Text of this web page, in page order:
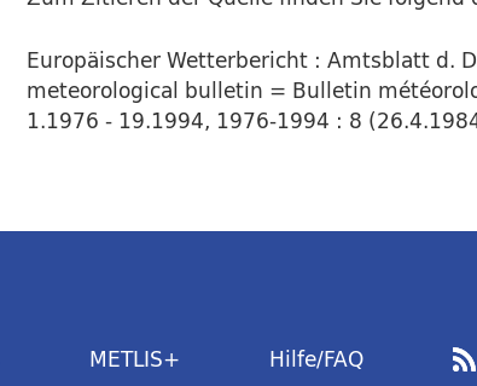
Europäischer Wetterbericht : Amtsblatt d.
meteorological bulletin = Bulletin
1.1976 - 19.1994, 1976-1994 : 8
METLIS+ Hilfe/FAQ